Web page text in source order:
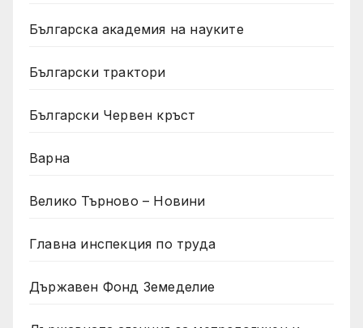
Българска академия на науките
Български трактори
Български Червен кръст
Варна
Велико Търново – Новини
Главна инспекция по труда
Държавен Фонд Земеделие